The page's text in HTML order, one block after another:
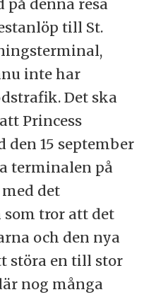
denna resa
till St.
inte har
Det ska
Princess
den 15 september
terminalen på
det
tror att det
och den nya
störa en till stor
nog många